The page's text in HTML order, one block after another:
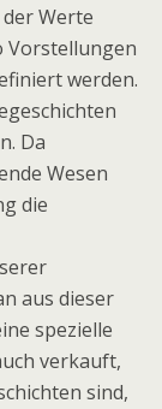
Werte
Vorstellungen
werden.
Da
Wesen
die
aus dieser
spezielle
verkauft,
sind,